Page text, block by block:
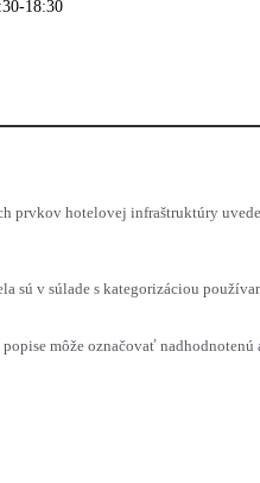
18:30
prvkov hotelovej infraštruktúry
sú v súlade s kategorizáciou
môže označovať